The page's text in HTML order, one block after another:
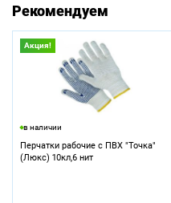
Рекомендуем
Акция!
в наличии
Перчатки рабочие с ПВХ "Точка"
(Люкс) 10кл,6 нит